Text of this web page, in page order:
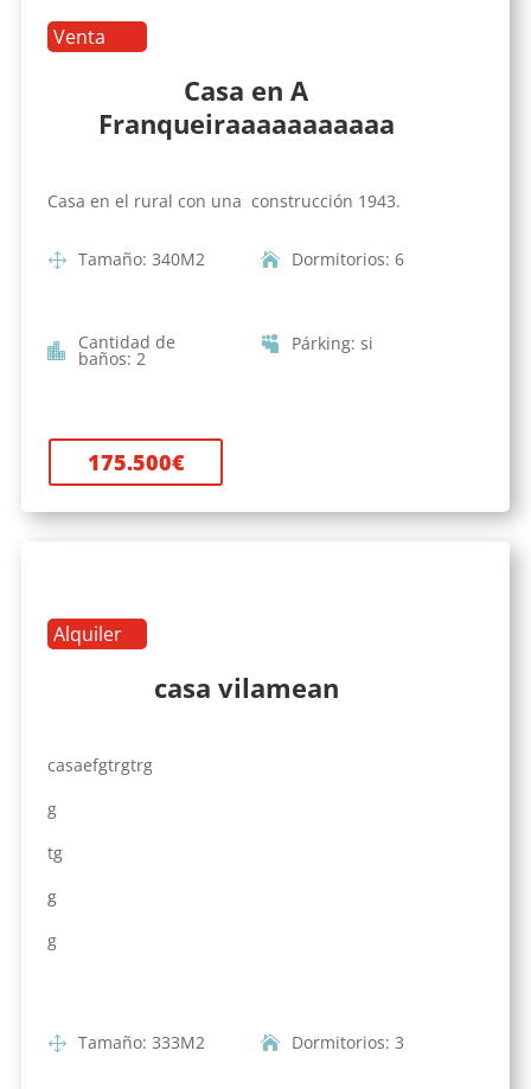
Venta
Casa en A
Franqueiraaaaaaaaaaa
Casa en el rural con una construcción 1943.
Tamaño: 340M2 Dormitorios: 6
Cantidad de
baños: 2
Párking: si
175.500€
Alquiler
casa vilamean
casaefgtrgtrg
g
tg
g
g
Tamaño: 333M2 Dormitorios: 3